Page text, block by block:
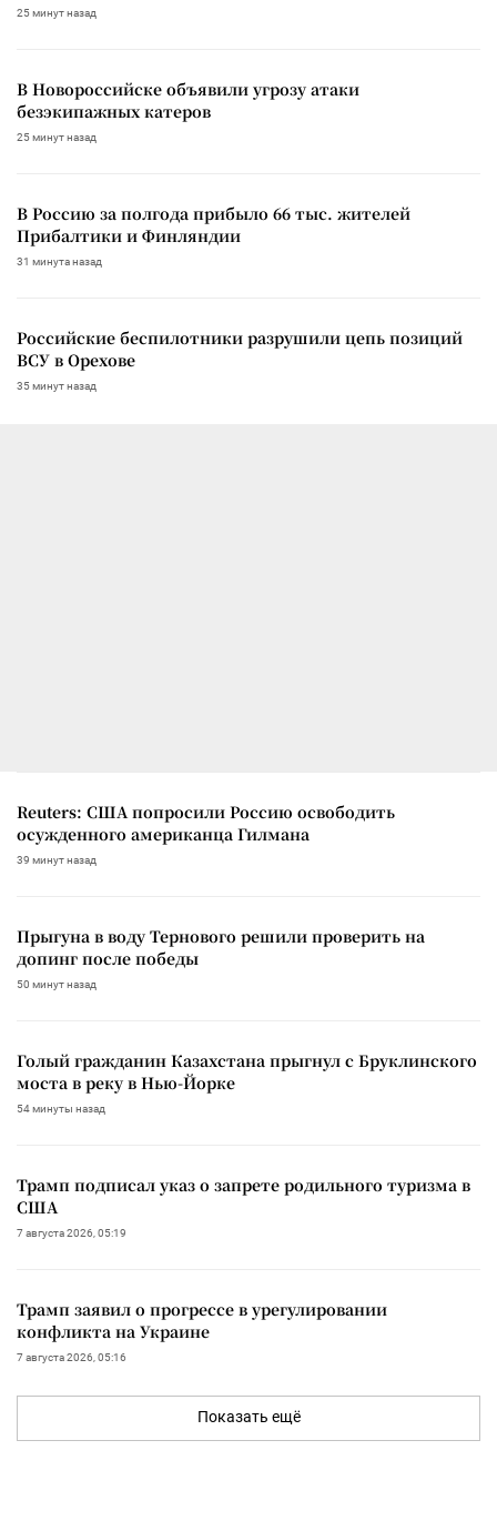
25 минут назад
В Новороссийске объявили угрозу атаки
безэкипажных катеров
25 минут назад
В Россию за полгода прибыло 66 тыс. жителей
Прибалтики и Финляндии
31 минута назад
Российские беспилотники разрушили цепь позиций
ВСУ в Орехове
35 минут назад
Reuters: США попросили Россию освободить
осужденного американца Гилмана
39 минут назад
Прыгуна в воду Тернового решили проверить на
допинг после победы
50 минут назад
Голый гражданин Казахстана прыгнул с Бруклинского
моста в реку в Нью-Йорке
54 минуты назад
Трамп подписал указ о запрете родильного туризма в
США
7 августа 2026, 05:19
Трамп заявил о прогрессе в урегулировании
конфликта на Украине
7 августа 2026, 05:16
Показать ещё